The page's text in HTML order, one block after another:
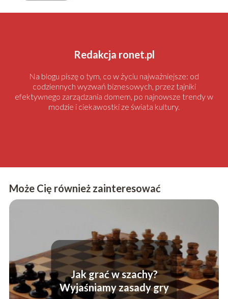
Redakcja ronet.pl
Na blogu piszę o tym, co w życiu najważniejsze: od
codziennych wyzwań biznesowych, przez tajniki
efektywnego zarządzania domem, po najnowsze trendy w
modzie i ciekawostki ze świata kultury.
Może Cię również zainteresować
Jak grać w szachy?
Wyjaśniamy zasady gry